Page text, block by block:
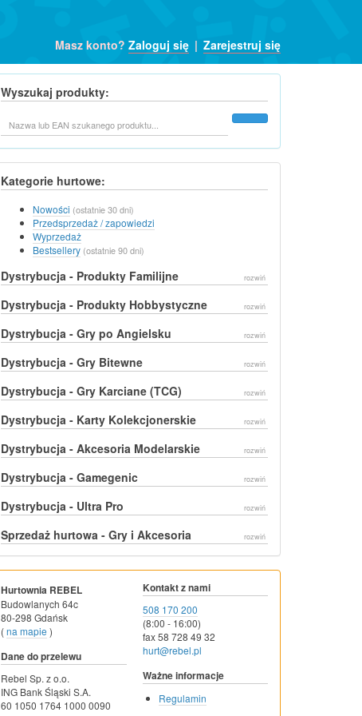
Masz konto? Zaloguj się | Zarejestruj się
Wyszukaj produkty:
Kategorie hurtowe:
Nowości (ostatnie 30 dni)
Przedsprzedaż / zapowiedzi
Wyprzedaż
Bestsellery (ostatnie 90 dni)
Dystrybucja - Produkty Familijne rozwiń
Dystrybucja - Produkty Hobbystyczne rozwiń
Dystrybucja - Gry po Angielsku rozwiń
Dystrybucja - Gry Bitewne rozwiń
Dystrybucja - Gry Karciane (TCG) rozwiń
Dystrybucja - Karty Kolekcjonerskie rozwiń
Dystrybucja - Akcesoria Modelarskie rozwiń
Dystrybucja - Gamegenic rozwiń
Dystrybucja - Ultra Pro rozwiń
Sprzedaż hurtowa - Gry i Akcesoria rozwiń
Hurtownia REBEL
Budowlanych 64c
80-298 Gdańsk
(na mapie )
Dane do przelewu
Rebel Sp. z o.o.
ING Bank Śląski S.A.
60 1050 1764 1000 0090
Kontakt z nami
508 170 200
(8:00 - 16:00)
fax 58 728 49 32
hurt@rebel.pl
Ważne informacje
Regulamin